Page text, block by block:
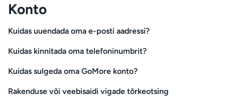
Konto
Kuidas uuendada oma e-posti aadressi?
Kuidas kinnitada oma telefoninumbrit?
Kuidas sulgeda oma GoMore konto?
Rakenduse või veebisaidi vigade tõrkeotsing